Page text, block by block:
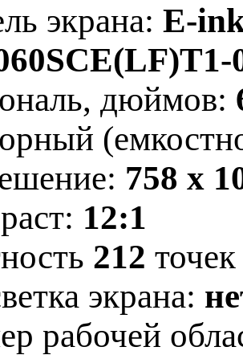
экрана: E-
SCE(LF)T1-
дюймов:
758 x
12:1
212
экрана:
рабочей